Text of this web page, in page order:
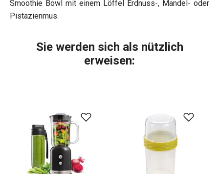
Smoothie Bowl mit einem Löffel Erdnuss-, Mandel- oder
Pistazienmus.
Sie werden sich als nützlich
erweisen: